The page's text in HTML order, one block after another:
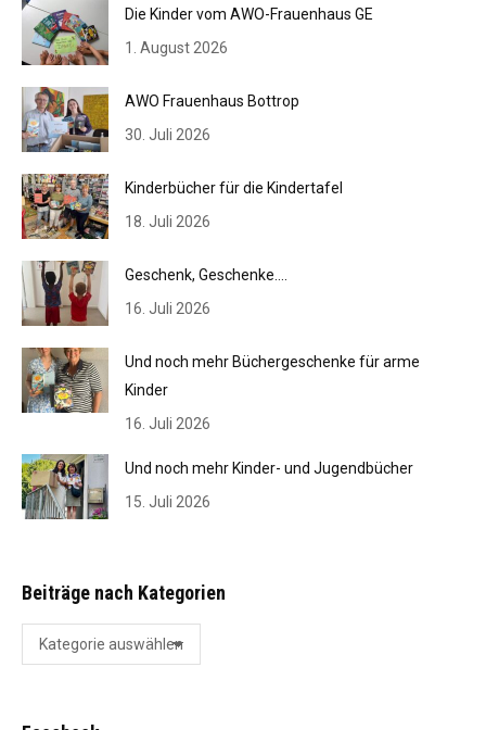
Die Kinder vom AWO-Frauenhaus GE
1. August 2026
AWO Frauenhaus Bottrop
30. Juli 2026
Kinderbücher für die Kindertafel
18. Juli 2026
Geschenk, Geschenke….
16. Juli 2026
Und noch mehr Büchergeschenke für arme
Kinder
16. Juli 2026
Und noch mehr Kinder- und Jugendbücher
15. Juli 2026
Beiträge nach Kategorien
Beiträge
nach